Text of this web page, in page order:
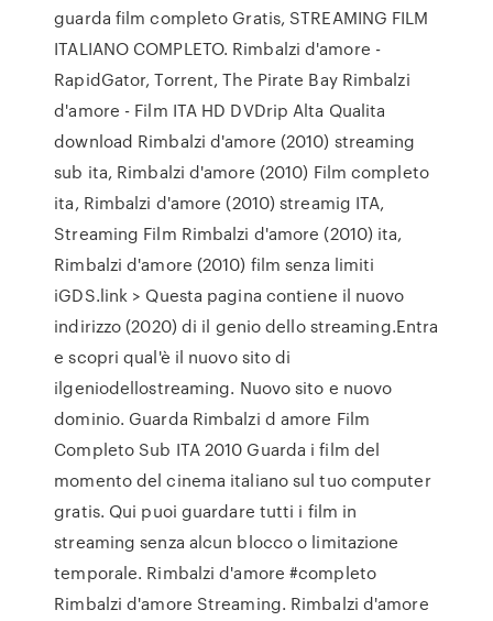
guarda film completo Gratis, STREAMING FILM
ITALIANO COMPLETO. Rimbalzi d'amore -
RapidGator, Torrent, The Pirate Bay Rimbalzi
d'amore - Film ITA HD DVDrip Alta Qualita
download Rimbalzi d'amore (2010) streaming
sub ita, Rimbalzi d'amore (2010) Film completo
ita, Rimbalzi d'amore (2010) streamig ITA,
Streaming Film Rimbalzi d'amore (2010) ita,
Rimbalzi d'amore (2010) film senza limiti
iGDS.link > Questa pagina contiene il nuovo
indirizzo (2020) di il genio dello streaming.Entra
e scopri qual'è il nuovo sito di
ilgeniodellostreaming. Nuovo sito e nuovo
dominio. Guarda Rimbalzi d amore Film
Completo Sub ITA 2010 Guarda i film del
momento del cinema italiano sul tuo computer
gratis. Qui puoi guardare tutti i film in
streaming senza alcun blocco o limitazione
temporale. Rimbalzi d'amore #completo
Rimbalzi d'amore Streaming. Rimbalzi d'amore